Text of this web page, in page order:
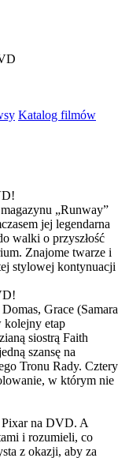
Katalog filmów
„Runway”
jej legendarna
walki o przyszłość
Znajome twarze i
stylowej kontynuacji
Grace (Samara
kolejny etap
siostrą Faith
szansę na
Tronu Rady. Cztery
w którym nie
Pixar na DVD. A
i rozumieli, co
z okazji, aby za